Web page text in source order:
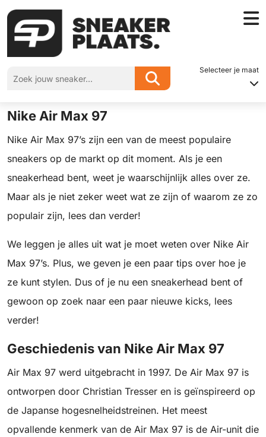
Selecteer je maat
Home»Alles over de Air Max 97
Alles over de Air Max 97
Nike Air Max 97
Nike Air Max 97’s zijn een van de meest populaire
sneakers op de markt op dit moment. Als je een
sneakerhead bent, weet je waarschijnlijk alles over ze.
Maar als je niet zeker weet wat ze zijn of waarom ze zo
populair zijn, lees dan verder!
We leggen je alles uit wat je moet weten over Nike Air
Max 97’s. Plus, we geven je een paar tips over hoe je
ze kunt stylen. Dus of je nu een sneakerhead bent of
gewoon op zoek naar een paar nieuwe kicks, lees
verder!
Geschiedenis van Nike Air Max 97
Air Max 97 werd uitgebracht in 1997. De Air Max 97 is
ontworpen door Christian Tresser en is geïnspireerd op
de Japanse hogesnelheidstreinen. Het meest
opvallende kenmerk van de Air Max 97 is de Air-unit die